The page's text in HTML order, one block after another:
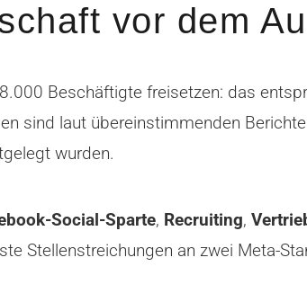
vor dem
Beschäftigte freisetzen: das
sind laut übereinstimmenden
wurden.
Social-Sparte, Recruiting,
Stellenstreichungen an zwei Meta-